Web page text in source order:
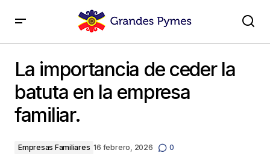
familiar.
La importancia de ceder la
batuta en la empresa
familiar.
Empresas Familiares 16 febrero, 2026 0